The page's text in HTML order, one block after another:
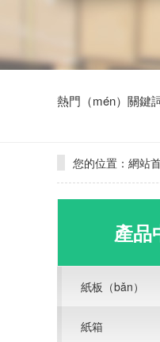
熱門（mén）關鍵
您的位置： 網站
產品
紙板（bǎn）
紙箱